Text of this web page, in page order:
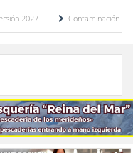
Contaminación y